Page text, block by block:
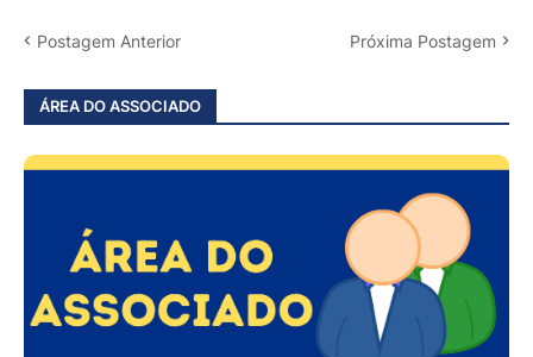
Postagem Anterior Próxima Postagem
ÁREA DO ASSOCIADO